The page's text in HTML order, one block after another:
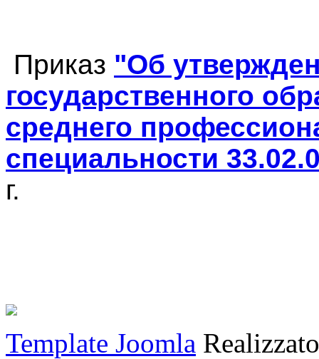
Приказ "Об
государственного
среднего
специальности
г.
Template Joomla